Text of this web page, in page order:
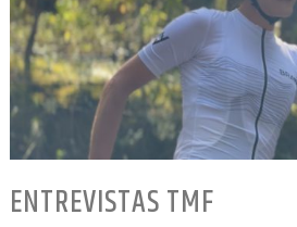
ENTREVISTAS TMF